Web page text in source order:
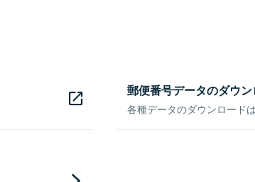
郵便番号データのダウ
各種データのダウンロード